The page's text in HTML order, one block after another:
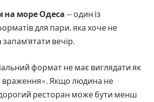
на море Одеса — один із
для пари, яка хоче не
вечір.
формат не має виглядати як
враження». Якщо людина не
ресторан може бути менш